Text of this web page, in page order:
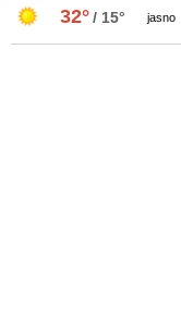
32°/ 15° jasno